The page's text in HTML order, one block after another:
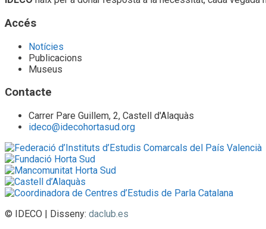
Accés
Notícies
Publicacions
Museus
Contacte
Carrer Pare Guillem, 2, Castell d'Alaquàs
ideco@idecohortasud.org
© IDECO | Disseny: daclub.es